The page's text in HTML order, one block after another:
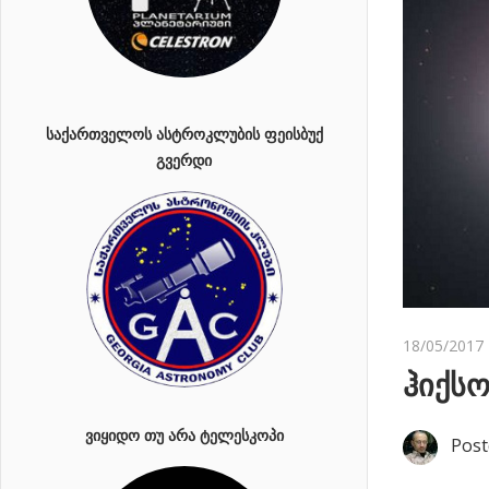
18/05/2017
ᲡᲐᲥᲐᲠᲗᲕᲔᲚᲝᲡ ᲐᲡᲢᲠᲝᲙᲚᲣᲑᲘᲡ ᲤᲔᲘᲡᲑᲣᲥ
ᲒᲕᲔᲠᲓᲘ
ᲕᲘᲧᲘᲓᲝ ᲗᲣ ᲐᲠᲐ ᲢᲔᲚᲔᲡᲙᲝᲞᲘ